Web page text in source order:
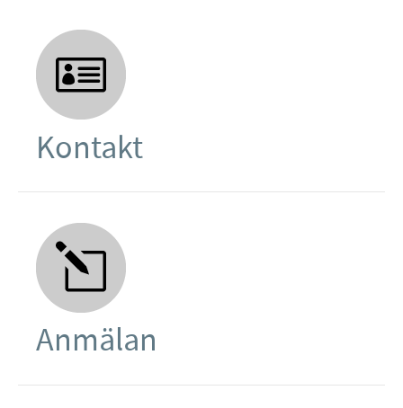
Kontakt
Anmälan